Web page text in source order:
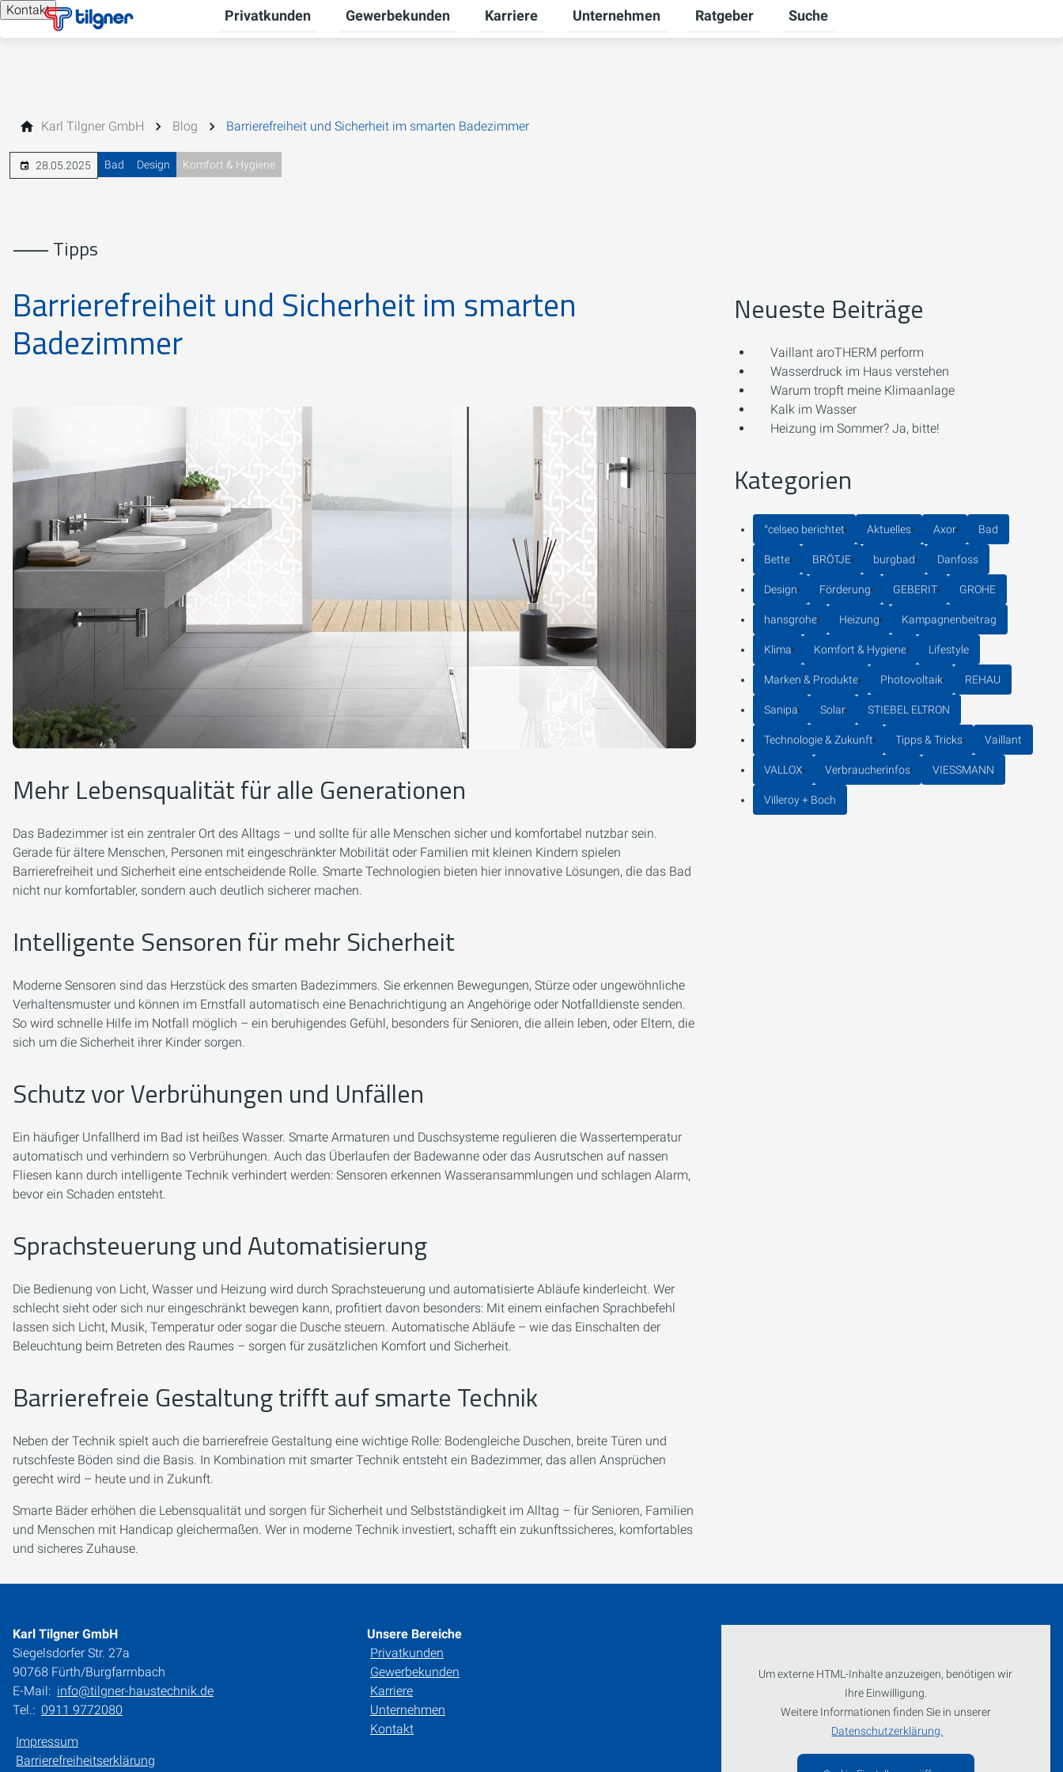
Kontakt Privatkunden
Untermenü für Privatkunden umschalten
Gewerbekunden
Untermenü für Gewerbekunden umschalten
Karriere
Untermenü für Karriere umschalten
Unternehmen
Untermenü für Unternehmen umschalten
Ratgeber
Untermenü für Ratgeber umschalten
Suche
Karl Tilgner GmbH Blog Barrierefreiheit und Sicherheit im smarten Badezimmer
28.05.2025 Bad Design Komfort & Hygiene
⸺ Tipps
Barrierefreiheit und Sicherheit im smarten
Badezimmer
Mehr Lebensqualität für alle Generationen
Das Badezimmer ist ein zentraler Ort des Alltags – und sollte für alle Menschen sicher und komfortabel nutzbar sein.
Gerade für ältere Menschen, Personen mit eingeschränkter Mobilität oder Familien mit kleinen Kindern spielen
Barrierefreiheit und Sicherheit eine entscheidende Rolle. Smarte Technologien bieten hier innovative Lösungen, die das Bad
nicht nur komfortabler, sondern auch deutlich sicherer machen.
Intelligente Sensoren für mehr Sicherheit
Moderne Sensoren sind das Herzstück des smarten Badezimmers. Sie erkennen Bewegungen, Stürze oder ungewöhnliche
Verhaltensmuster und können im Ernstfall automatisch eine Benachrichtigung an Angehörige oder Notfalldienste senden.
So wird schnelle Hilfe im Notfall möglich – ein beruhigendes Gefühl, besonders für Senioren, die allein leben, oder Eltern, die
sich um die Sicherheit ihrer Kinder sorgen.
Schutz vor Verbrühungen und Unfällen
Ein häufiger Unfallherd im Bad ist heißes Wasser. Smarte Armaturen und Duschsysteme regulieren die Wassertemperatur
automatisch und verhindern so Verbrühungen. Auch das Überlaufen der Badewanne oder das Ausrutschen auf nassen
Fliesen kann durch intelligente Technik verhindert werden: Sensoren erkennen Wasseransammlungen und schlagen Alarm,
bevor ein Schaden entsteht.
Sprachsteuerung und Automatisierung
Die Bedienung von Licht, Wasser und Heizung wird durch Sprachsteuerung und automatisierte Abläufe kinderleicht. Wer
schlecht sieht oder sich nur eingeschränkt bewegen kann, profitiert davon besonders: Mit einem einfachen Sprachbefehl
lassen sich Licht, Musik, Temperatur oder sogar die Dusche steuern. Automatische Abläufe – wie das Einschalten der
Beleuchtung beim Betreten des Raumes – sorgen für zusätzlichen Komfort und Sicherheit.
Barrierefreie Gestaltung trifft auf smarte Technik
Neben der Technik spielt auch die barrierefreie Gestaltung eine wichtige Rolle: Bodengleiche Duschen, breite Türen und
rutschfeste Böden sind die Basis. In Kombination mit smarter Technik entsteht ein Badezimmer, das allen Ansprüchen
gerecht wird – heute und in Zukunft.
Smarte Bäder erhöhen die Lebensqualität und sorgen für Sicherheit und Selbstständigkeit im Alltag – für Senioren, Familien
und Menschen mit Handicap gleichermaßen. Wer in moderne Technik investiert, schafft ein zukunftssicheres, komfortables
und sicheres Zuhause.
Neueste Beiträge
Vaillant aroTHERM perform
Wasserdruck im Haus verstehen
Warum tropft meine Klimaanlage
Kalk im Wasser
Heizung im Sommer? Ja, bitte!
Kategorien
°celseo berichtet Aktuelles Axor Bad
Bette BRÖTJE burgbad Danfoss
Design Förderung GEBERIT GROHE
hansgrohe Heizung Kampagnenbeitrag
Klima Komfort & Hygiene Lifestyle
Marken & Produkte Photovoltaik REHAU
Sanipa Solar STIEBEL ELTRON
Technologie & Zukunft Tipps & Tricks Vaillant
VALLOX Verbraucherinfos VIESSMANN
Villeroy + Boch
Karl Tilgner GmbH
Siegelsdorfer Str. 27a
90768 Fürth/Burgfarrnbach
E-Mail: info@tilgner-haustechnik.de
Tel.: 0911 9772080
Impressum
Barrierefreiheitserklärung
Unsere Bereiche
Privatkunden
Gewerbekunden
Karriere
Unternehmen
Kontakt
Um externe HTML-Inhalte anzuzeigen, benötigen wir
Ihre Einwilligung.
Weitere Informationen finden Sie in unserer
Datenschutzerklärung.